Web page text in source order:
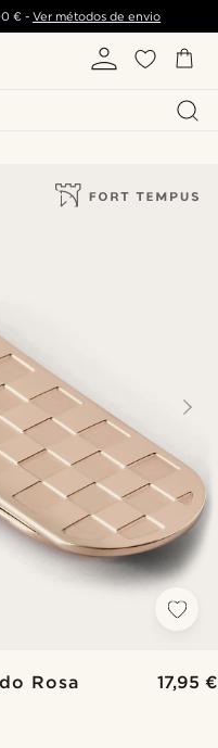
€- Ver métodos de envio
Rosa
17,95 €